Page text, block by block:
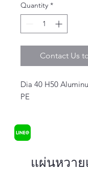
Quantity *
Contact Us
Dia 40 H50
PE
แผ่นหวาย